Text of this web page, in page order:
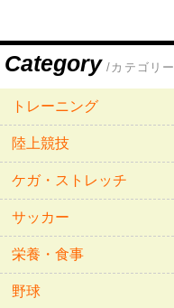
Category /カテゴリー
トレーニング
陸上競技
ケガ・ストレッチ
サッカー
栄養・食事
野球